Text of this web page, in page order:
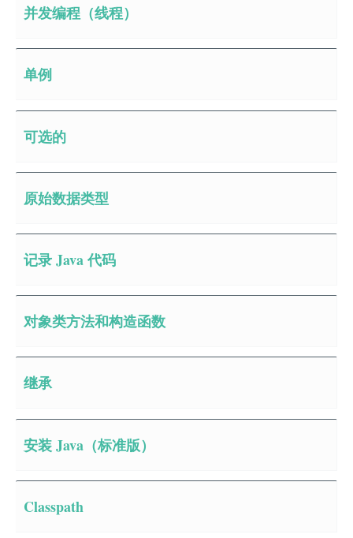
并发编程（线程）
单例
可选的
原始数据类型
记录 Java 代码
对象类方法和构造函数
继承
安装 Java（标准版）
Classpath